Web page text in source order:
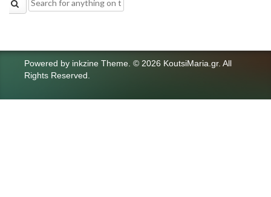
for:
Powered by inkzine Theme © 2026 KoutsiMaria.gr. All
Rights Reserved.